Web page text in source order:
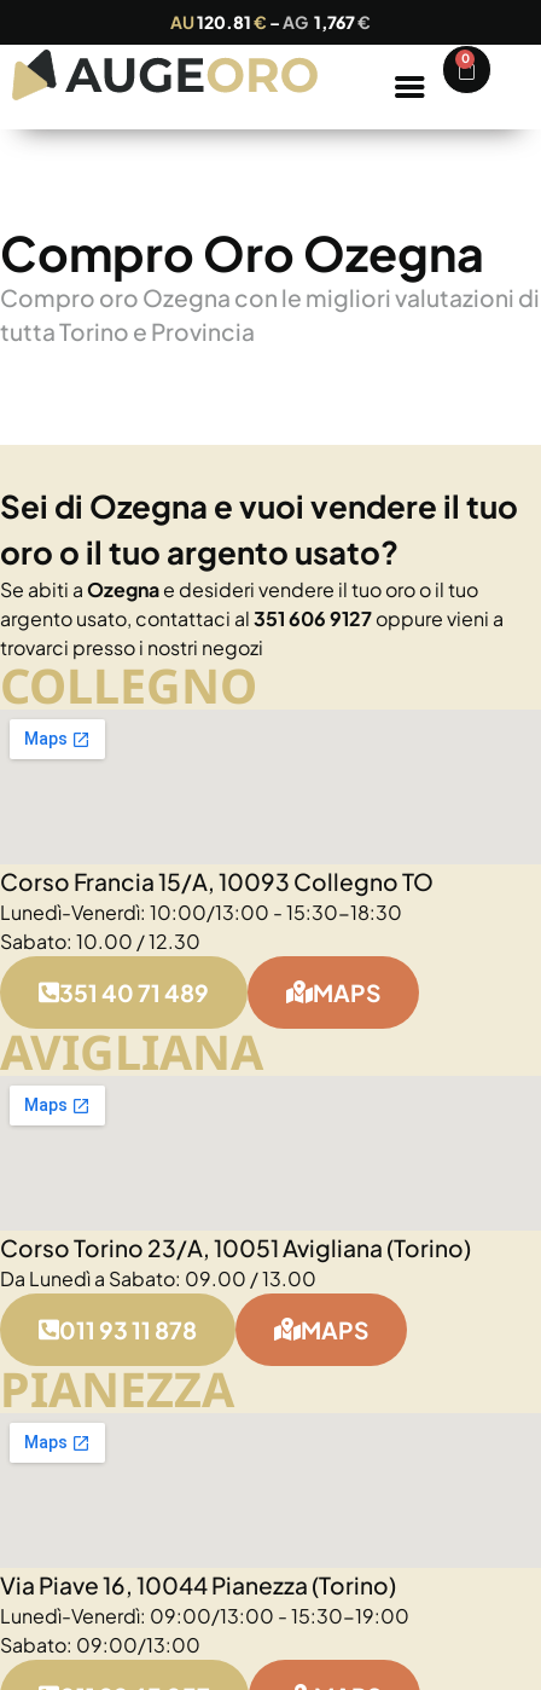
AU120.81€ –AG 1,767€
0
Compro Oro Ozegna
Compro oro Ozegna con le migliori valutazioni di
tutta Torino e Provincia
Sei di Ozegna e vuoi vendere il tuo
oro o il tuo argento usato?
Se abiti aOzegnae desideri vendere il tuo oro o il tuo
argento usato, contattaci al351 606 9127oppure vieni a
trovarci presso i nostri negozi
COLLEGNO
Corso Francia 15/A, 10093 Collegno TO
Lunedì-Venerdì: 10:00/13:00 - 15:30-18:30
Sabato: 10.00 / 12.30
351 40 71 489 MAPS
AVIGLIANA
Corso Torino 23/A, 10051 Avigliana (Torino)
Da Lunedì a Sabato: 09.00 / 13.00
011 93 11 878 MAPS
PIANEZZA
Via Piave 16, 10044 Pianezza (Torino)
Lunedì-Venerdì: 09:00/13:00 - 15:30-19:00
Sabato: 09:00/13:00